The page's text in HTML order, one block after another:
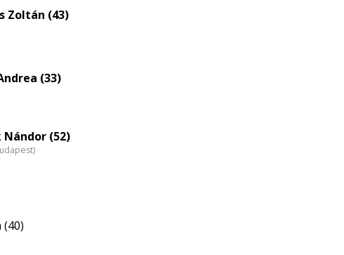
Zoltán (43)
(33)
(52)